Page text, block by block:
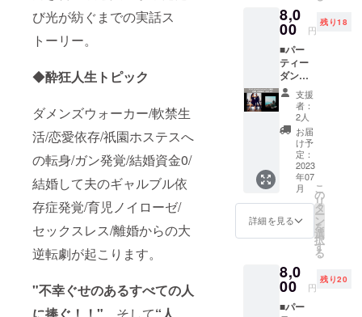
び光が紡ぐまでの実話ス
トーリー。
◆酔狂人生トピック
ダメンズウォーカー/軟禁生
活/恋愛依存/祇園ホステスへ
の転身/ガン発覚/結婚資金0/
結婚して夫のギャルブル依
存症発覚/育児ノイローゼ/
セックスレス/離婚からの大
逆転劇が起こります。
"不幸ぐせのあるすべての人
※2023
年2月頃
から順
次発送
し2023
年7月ま
でには
お届け
致しま
す。
ジュ作
家 フル
イド
アート
画家 和
装身具
作家 月
読占星
術師 動
画編集
担当 岩
手県生
まれ、
現在は
東京在
年から
ハンド
作家と
して活
動を始
め、 ヘ
『月読
み占星
は生年
月日に
刻まれ
た 『無
意識の
悩み』
と『癒
したい
傷』を
お伝え
しま
す。 ■
もの 生
年月
時間、
生まれ
た時の
名前
いませ
んか？
誰にも
言えな
かった
お悩み
じっく
りと聴
かせて
頂きま
はオン
ライン
で致し
ますの
で 誰に
も聞か
受けて
頂けま
恋愛傾
二人が
教えて
くれま
す。 ペ
アダン
スです
が、女
性１人
での参
加、男
性１人
の参
加、大
歓迎で
す。 講
師が
フォ
でお１
人様参
加可能
です。
8,0
00 円
残り18
■パー
ティー
ダンス
(ペアダ
ンス)教
室in京
都
ちょっ
とした
海外
パー
ティー
で踊れ
るよう
に、プ
ロのダ
二人が
教えて
くれま
す。 10
支援
者：
2人
お届
け予
定：
2023
年07
月
詳細を見る
こ
の
リ
タ
ー
ン
を
選
択
す
る
8,0
00 円
残り20
■パー